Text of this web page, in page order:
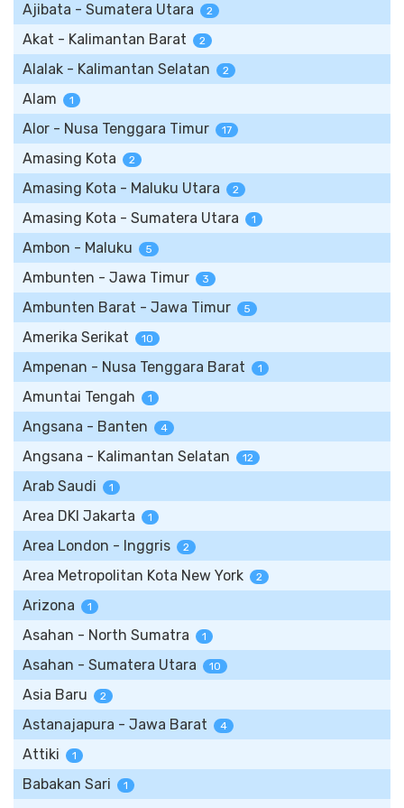
Ajibata - Sumatera Utara 2
Akat - Kalimantan Barat 2
Alalak - Kalimantan Selatan 2
Alam 1
Alor - Nusa Tenggara Timur 17
Amasing Kota 2
Amasing Kota - Maluku Utara 2
Amasing Kota - Sumatera Utara 1
Ambon - Maluku 5
Ambunten - Jawa Timur 3
Ambunten Barat - Jawa Timur 5
Amerika Serikat 10
Ampenan - Nusa Tenggara Barat 1
Amuntai Tengah 1
Angsana - Banten 4
Angsana - Kalimantan Selatan 12
Arab Saudi 1
Area DKI Jakarta 1
Area London - Inggris 2
Area Metropolitan Kota New York 2
Arizona 1
Asahan - North Sumatra 1
Asahan - Sumatera Utara 10
Asia Baru 2
Astanajapura - Jawa Barat 4
Attiki 1
Babakan Sari 1